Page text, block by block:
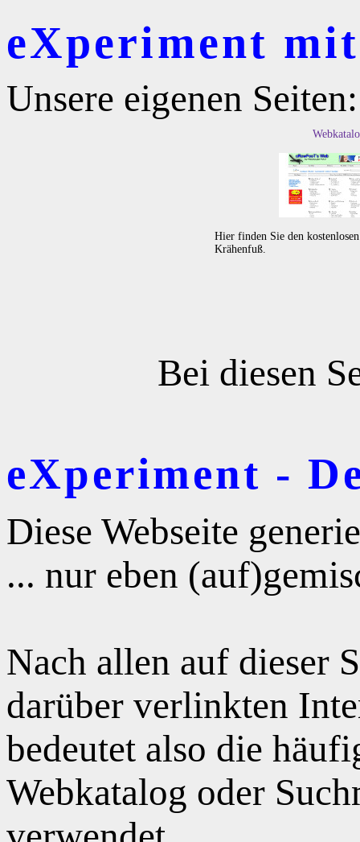
eXperiment
Unsere eigenen Seiten:
Hier finden Sie den
Krähenfuß.
Bei diesen
eXperiment -
Diese Webseite
... nur eben
Nach allen auf dieser
darüber verlinkten
bedeutet also die
Webkatalog oder